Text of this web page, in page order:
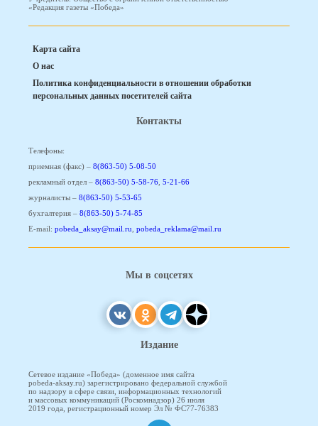
«Редакция газеты «Победа»
Карта сайта
О нас
Политика конфиденциальности в отношении обработки
персональных данных посетителей сайта
Контакты
Телефоны:
приемная (факс) – 8(863-50) 5-08-50
рекламный отдел – 8(863-50) 5-58-76, 5-21-66
журналисты – 8(863-50) 5-53-65
бухгалтерия – 8(863-50) 5-74-85
E-mail: pobeda_aksay@mail.ru, pobeda_reklama@mail.ru
Мы в соцсетях
Издание
Сетевое издание «Победа» (доменное имя сайта
pobeda-aksay.ru) зарегистрировано федеральной службой
по надзору в сфере связи, информационных технологий
и массовых коммуникаций (Роскомнадзор) 26 июля
2019 года, регистрационный номер Эл № ФС77-76383